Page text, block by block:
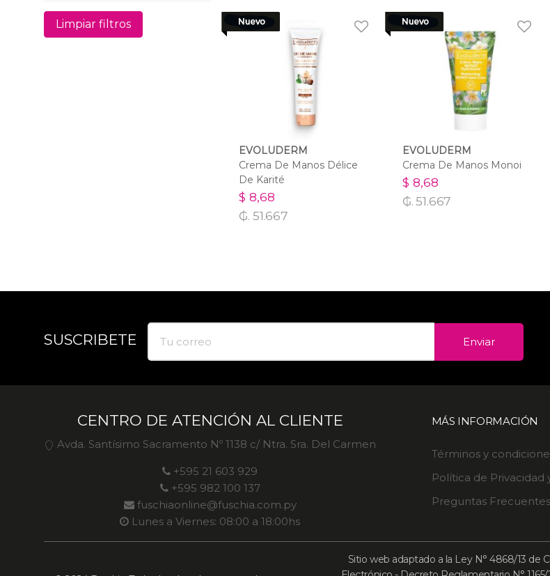
EVOLUDERM
Crema De Manos Délice
De Karité
$ 8,68
₲. 51.667
EVOLUDERM
Crema De Manos Monoi
$ 8,68
₲. 51.667
Limpiar filtros
SUSCRIBETE Enviar
CENTRO DE ATENCIÓN AL CLIENTE
Avda. Santísimo Sacramento Nº 1138 c/ Ntra. Sra. Del Carmen
+595 21 603 929
+595 982 100 137
fuschiaonline@fuschia.com.py
Lunes a Viernes: 08:00 a 18:00hs
MÁS INFORMACIÓN
Términos y
Política de Privacidad
Preguntas Frecuentes
Sitio web adaptado a la Ley N° 4868/13 de